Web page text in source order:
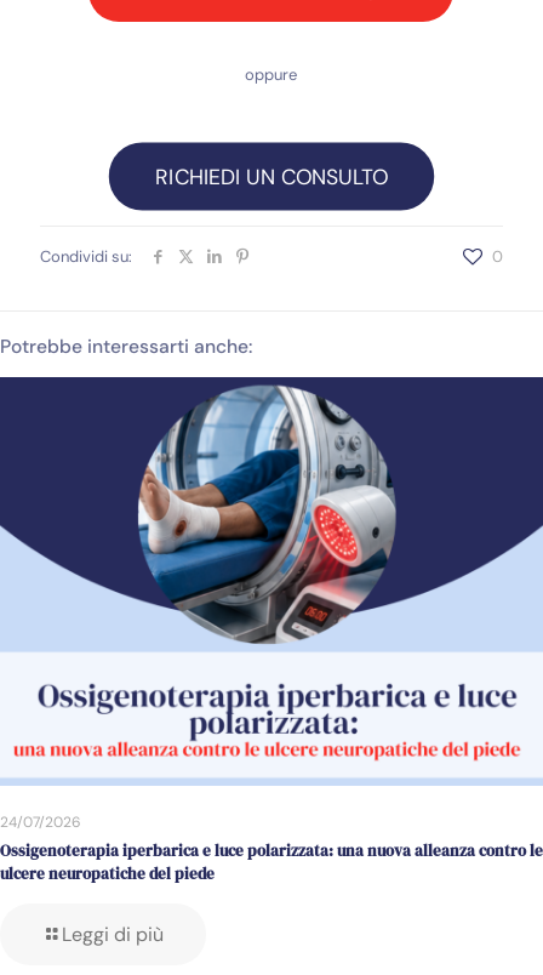
oppure
RICHIEDI UN CONSULTO
Condividi su: 0
Potrebbe interessarti anche:
24/07/2026
Ossigenoterapia iperbarica e luce polarizzata: una nuova alleanza contro le
ulcere neuropatiche del piede
Leggi di più